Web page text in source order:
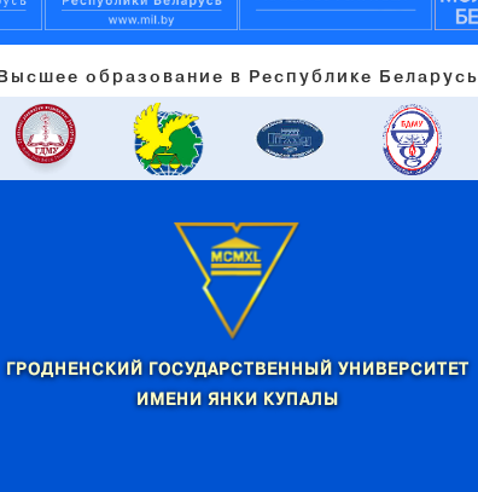
Высшее образование в Республике Беларусь
ГРОДНЕНСКИЙ ГОСУДАРСТВЕННЫЙ УНИВЕРСИТЕТ
ИМЕНИ ЯНКИ КУПАЛЫ